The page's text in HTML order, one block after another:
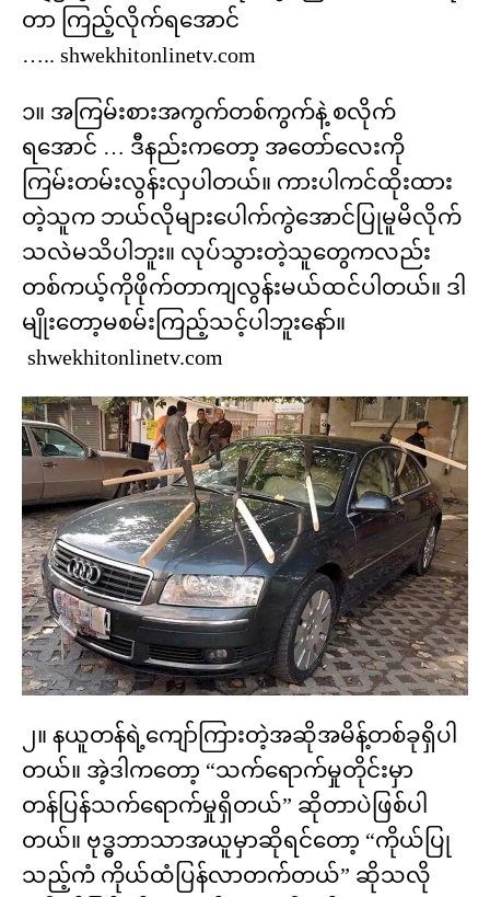
တာ ကြည့်လိုက်ရအောင်
….. shwekhitonlinetv.com
၁။ အကြမ်းစားအကွက်တစ်ကွက်နဲ့ စလိုက်
ရအောင် … ဒီနည်းကတော့ အတော်လေးကို
ကြမ်းတမ်းလွန်းလှပါတယ်။ ကားပါကင်ထိုးထား
တဲ့သူက ဘယ်လိုများပေါက်ကွဲအောင်ပြုမူမိလိုက်
သလဲမသိပါဘူး။ လုပ်သွားတဲ့သူတွေကလည်း
တစ်ကယ့်ကိုဖိုက်တာကျလွန်းမယ်ထင်ပါတယ်။ ဒါ
မျိုးတော့မစမ်းကြည့်သင့်ပါဘူးနော်။
shwekhitonlinetv.com
၂။ နယူတန်ရဲ့ကျော်ကြားတဲ့အဆိုအမိန့်တစ်ခုရှိပါ
တယ်။ အဲ့ဒါကတော့ “သက်ရောက်မှုတိုင်းမှာ
တန်ပြန်သက်ရောက်မှုရှိတယ်” ဆိုတာပဲဖြစ်ပါ
တယ်။ ဗုဒ္ဓဘာသာအယူမှာဆိုရင်တော့ “ကိုယ်ပြု
သည့်ကံ ကိုယ်ထံပြန်လာတက်တယ်” ဆိုသလို